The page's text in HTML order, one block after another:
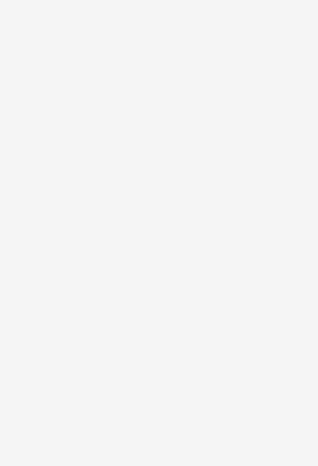
de Operations Engineering.